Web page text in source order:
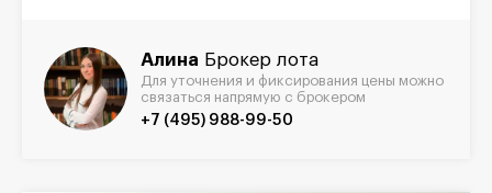
Алина Брокер лота
Для уточнения и фиксирования цены можно
связаться напрямую с брокером
+7 (495) 988-99-50